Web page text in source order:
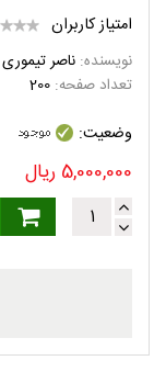
امتیاز کاربران
نویسنده: ناصر تیموری
تعداد صفحه: 200
وضعیت:
5,000,000 ریال